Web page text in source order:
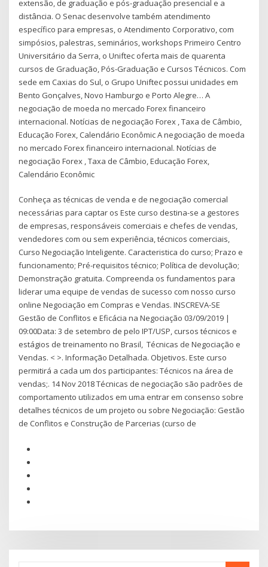
extensão, de graduação e pós-graduação presencial e a
distância. O Senac desenvolve também atendimento
específico para empresas, o Atendimento Corporativo, com
simpósios, palestras, seminários, workshops Primeiro Centro
Universitário da Serra, o Uniftec oferta mais de quarenta
cursos de Graduação, Pós-Graduação e Cursos Técnicos. Com
sede em Caxias do Sul, o Grupo Uniftec possui unidades em
Bento Gonçalves, Novo Hamburgo e Porto Alegre… A
negociação de moeda no mercado Forex financeiro
internacional. Notícias de negociação Forex , Taxa de Câmbio,
Educação Forex, Calendário Econômic A negociação de moeda
no mercado Forex financeiro internacional. Notícias de
negociação Forex , Taxa de Câmbio, Educação Forex,
Calendário Econômic
Conheça as técnicas de venda e de negociação comercial
necessárias para captar os Este curso destina-se a gestores
de empresas, responsáveis comerciais e chefes de vendas,
vendedores com ou sem experiência, técnicos comerciais,
Curso Negociação Inteligente. Caracteristica do curso; Prazo e
funcionamento; Pré-requisitos técnico; Política de devolução;
Demonstração gratuita. Compreenda os fundamentos para
liderar uma equipe de vendas de sucesso com nosso curso
online Negociação em Compras e Vendas. INSCREVA-SE
Gestão de Conflitos e Eficácia na Negociação 03/09/2019 |
09:00Data: 3 de setembro de pelo IPT/USP, cursos técnicos e
estágios de treinamento no Brasil, Técnicas de Negociação e
Vendas. < >. Informação Detalhada. Objetivos. Este curso
permitirá a cada um dos participantes: Técnicos na área de
vendas;. 14 Nov 2018 Técnicas de negociação são padrões de
comportamento utilizados em uma entrar em consenso sobre
detalhes técnicos de um projeto ou sobre Negociação: Gestão
de Conflitos e Construção de Parcerias (curso de